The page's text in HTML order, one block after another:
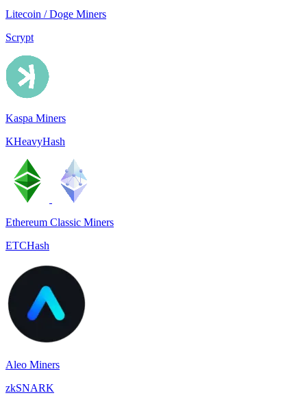
Litecoin / Doge Miners
Scrypt
Kaspa Miners
KHeavyHash
Ethereum Classic Miners
ETCHash
Aleo Miners
zkSNARK